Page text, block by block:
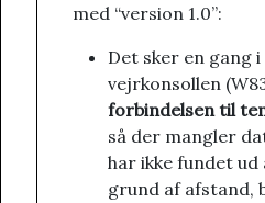
med “version 1.0”:
Det sker en gang
vejrkonsollen
forbindelsen til
så der mangler
har ikke fundet
grund af afstand,